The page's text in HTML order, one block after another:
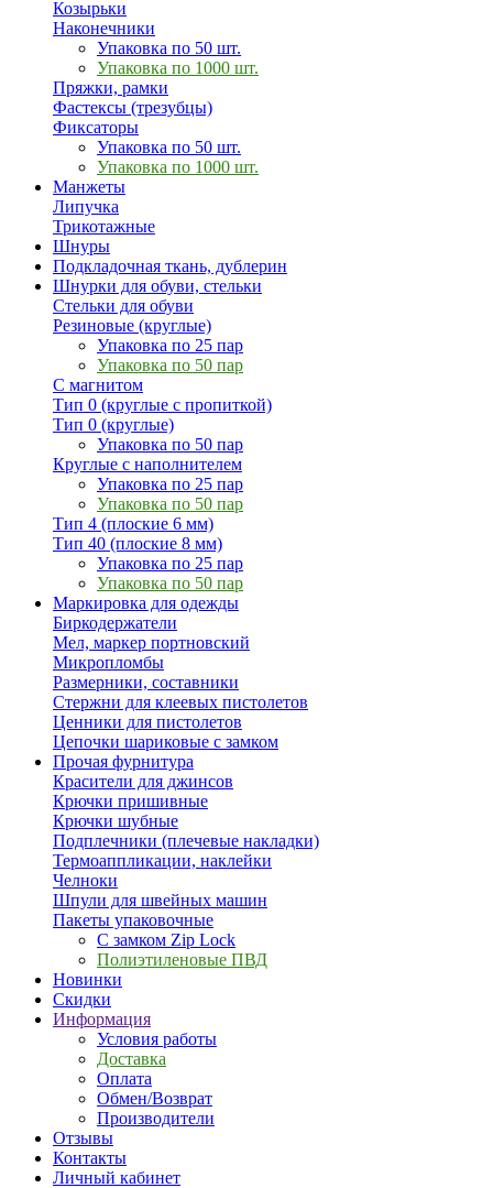
Козырьки
Наконечники
Упаковка по 50 шт.
Упаковка по 1000 шт.
Пряжки, рамки
Фастексы (трезубцы)
Фиксаторы
Упаковка по 50 шт.
Упаковка по 1000 шт.
Манжеты
Липучка
Трикотажные
Шнуры
Подкладочная ткань, дублерин
Шнурки для обуви, стельки
Стельки для обуви
Резиновые (круглые)
Упаковка по 25 пар
Упаковка по 50 пар
С магнитом
Тип 0 (круглые с пропиткой)
Тип 0 (круглые)
Упаковка по 50 пар
Круглые с наполнителем
Упаковка по 25 пар
Упаковка по 50 пар
Тип 4 (плоские 6 мм)
Тип 40 (плоские 8 мм)
Упаковка по 25 пар
Упаковка по 50 пар
Маркировка для одежды
Биркодержатели
Мел, маркер портновский
Микропломбы
Размерники, составники
Стержни для клеевых пистолетов
Ценники для пистолетов
Цепочки шариковые с замком
Прочая фурнитура
Красители для джинсов
Крючки пришивные
Крючки шубные
Подплечники (плечевые накладки)
Термоаппликации, наклейки
Челноки
Шпули для швейных машин
Пакеты упаковочные
С замком Zip Lock
Полиэтиленовые ПВД
Новинки
Скидки
Информация
Условия работы
Доставка
Оплата
Обмен/Возврат
Производители
Отзывы
Контакты
Личный кабинет